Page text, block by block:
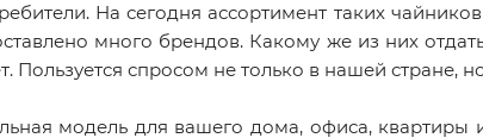
На сегодня ассортимент таких
много брендов. Какому же из них
Пользуется спросом не только в нашей стране,
модель для вашего дома, офиса, квартиры